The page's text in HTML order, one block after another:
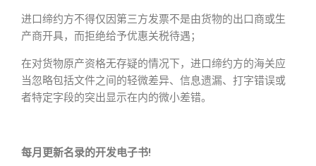
进口缔约方不得仅因第三方发票不是由货物的出口商或生
产商开具，而拒绝给予优惠关税待遇；
在对货物原产资格无存疑的情况下，进口缔约方的海关应
当忽略包括文件之间的轻微差异、信息遗漏、打字错误或
者特定字段的突出显示在内的微小差错。
每月更新名录的开发电子书!